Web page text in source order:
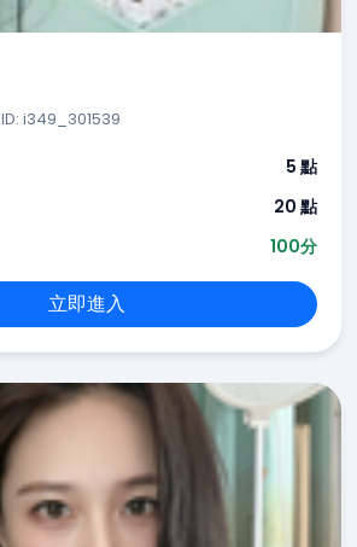
ID: i349_301539
5 點
20 點
100分
立即進入